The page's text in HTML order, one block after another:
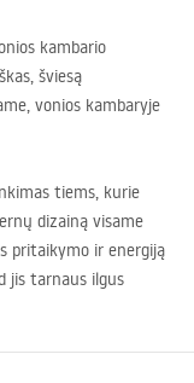
kambario
šviesą
vonios kambaryje
tiems, kurie
dizainą visame
pritaikymo ir energiją
jis tarnaus ilgus